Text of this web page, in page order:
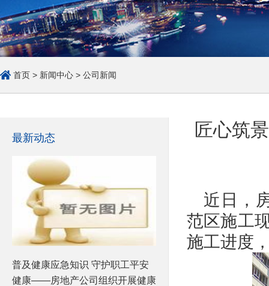
首页 > 新闻中心 > 公司新闻
最新动态
普及健康应急知识 守护职工平安
健康——房地产公司组织开展健康
匠心筑
近日，
范区施工
施工进度